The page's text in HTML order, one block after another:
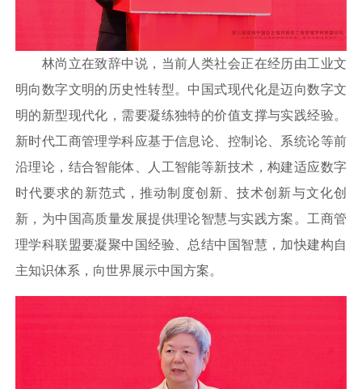
林尚立在致辞中说，当前人类社会正在经历由工业文
明向数字文明的历史性转型。中国式现代化是迈向数字文
明的新型现代化，需要凝练独特的价值支撑与实践经验。
新时代工商管理学科应基于信息论、控制论、系统论等前
沿理论，结合智能体、人工智能等新技术，构建适应数字
时代要求的新范式，推动制度创新、技术创新与文化创
新，为中国高质量发展提供理论智慧与实践方案。工商管
理学科联盟要凝聚中国经验、总结中国智慧，加快建构自
主知识体系，向世界展示中国方案。